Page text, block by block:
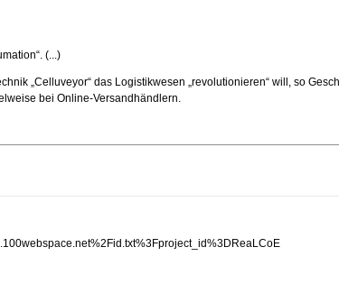
(...)
„Celluveyor“ das Logistikwesen „revolutionieren“ will, so
bei Online-Versandhändlern.